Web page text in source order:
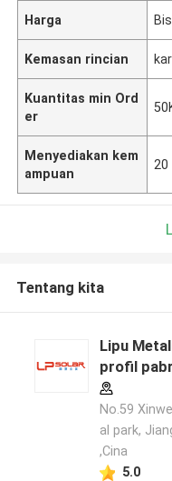
Harga
Kemasan rincian
Kuantitas min Ord
er
Menyediakan kem
ampuan
20
Tentang kita
Lipu
profil
No.59
al park,
,Cina
5.0